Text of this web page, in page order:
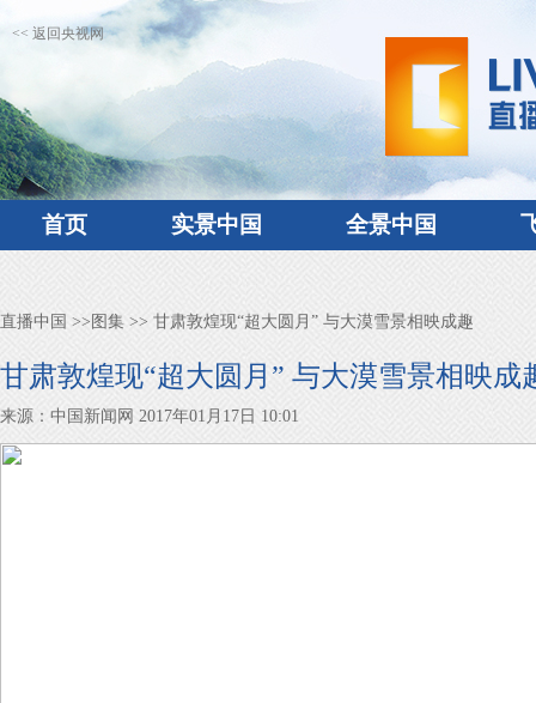
<< 返回央视网
首页 实景中国 全景中国
直播中国 >> 图集 >> 甘肃敦煌现“超大圆月” 与大漠雪景相映成趣
甘肃敦煌现“超大圆月” 与大漠雪景相映成
来源：中国新闻网 2017年01月17日 10:01